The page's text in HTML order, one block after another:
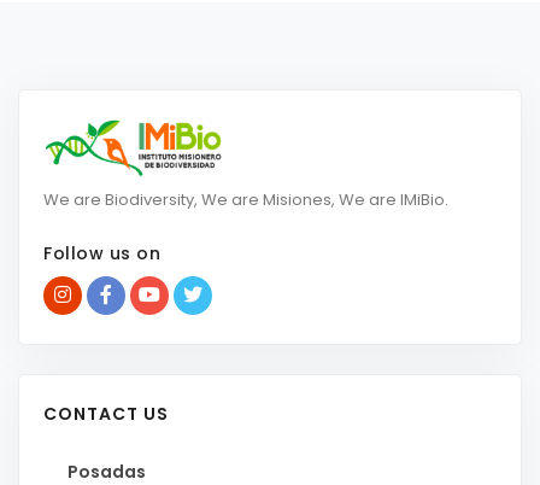
We are Biodiversity, We are Misiones, We are IMiBio.
Follow us on
CONTACT US
Posadas